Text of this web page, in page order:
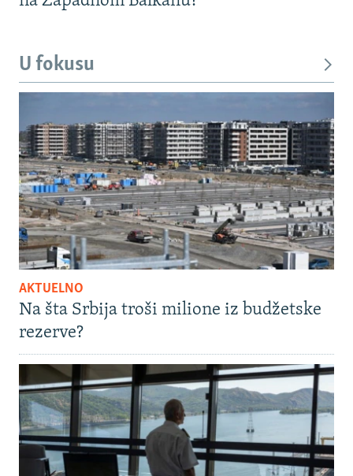
U fokusu
AKTUELNO
Na šta Srbija troši milione iz budžetske
rezerve?